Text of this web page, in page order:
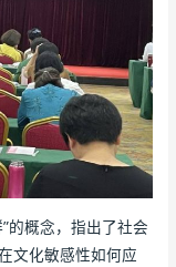
的概念，指出了社会
文化敏感性如何应